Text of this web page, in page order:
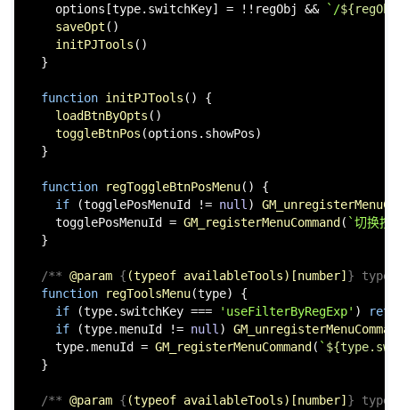
options[type. switchKey] = !!regObj && `/
saveOpt ()
initPJTools ()
}
function initPJTools ( ) {
loadBtnByOpts ()
toggleBtnPos (options. showPos)
}
function regToggleBtnPosMenu( ) {
if (togglePosMenuId != null)
togglePosMenuId = GM_registerMenuCommand ( `切换按
}
/** @param { (typeof availableTools)[number] } type
function
regToolsMenu(type) {
if (type. switchKey === 'useFilterByRegExp' )
if (type.menuId != null)
type.menuId = GM_registerMenuCommand ( `
}
/** @param { (typeof availableTools)[number] } type